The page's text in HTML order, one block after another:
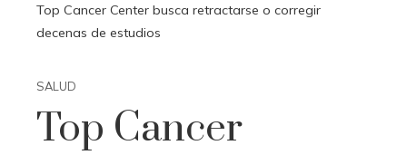
Top Cancer Center busca retractarse o corregir
decenas de estudios
SALUD
Top Cancer